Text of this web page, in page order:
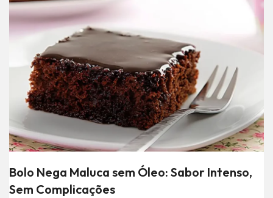
Bolo Nega Maluca sem Óleo: Sabor Intenso,
Sem Complicações